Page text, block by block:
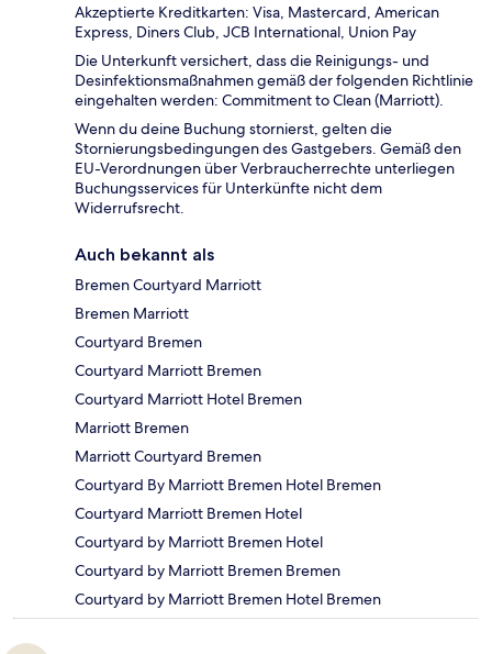
Akzeptierte Kreditkarten: Visa, Mastercard, American
Express, Diners Club, JCB International, Union Pay
Die Unterkunft versichert, dass die Reinigungs- und
Desinfektionsmaßnahmen gemäß der folgenden Richtlinie
eingehalten werden: Commitment to Clean (Marriott).
Wenn du deine Buchung stornierst, gelten die
Stornierungsbedingungen des Gastgebers. Gemäß den
EU-Verordnungen über Verbraucherrechte unterliegen
Buchungsservices für Unterkünfte nicht dem
Widerrufsrecht.
Auch bekannt als
Bremen Courtyard Marriott
Bremen Marriott
Courtyard Bremen
Courtyard Marriott Bremen
Courtyard Marriott Hotel Bremen
Marriott Bremen
Marriott Courtyard Bremen
Courtyard By Marriott Bremen Hotel Bremen
Courtyard Marriott Bremen Hotel
Courtyard by Marriott Bremen Hotel
Courtyard by Marriott Bremen Bremen
Courtyard by Marriott Bremen Hotel Bremen